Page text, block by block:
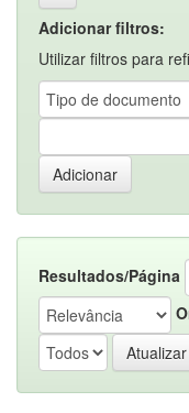
Adicionar filtros:
Utilizar filtros para
Resultados/Página